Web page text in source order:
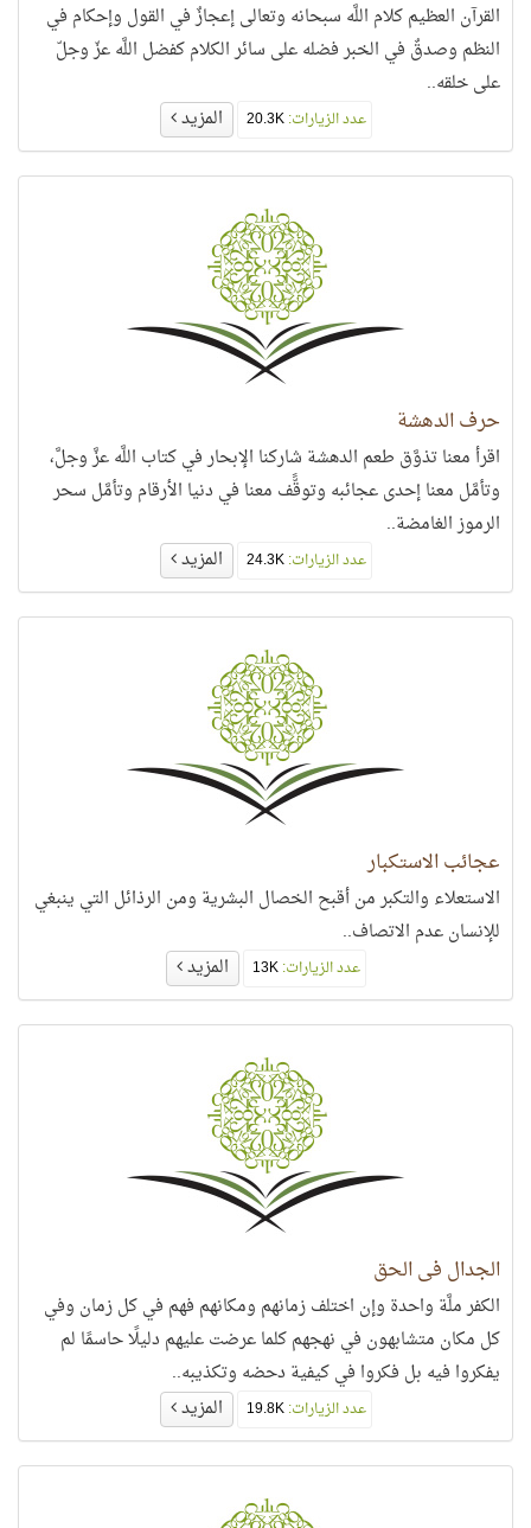
القرآن العظيم كلام اللَّه سبحانه وتعالى إعجازٌ في القول وإحكام في
النظم وصدقٌ في الخبر فضله على سائر الكلام كفضل اللَّه عزّ وجلّ
على خلقه..
عدد الزيارات:20.3K المزيد
حرف الدهشة
اقرأ معنا تذوَّق طعم الدهشة شاركنا الإبحار في كتاب اللَّه عزَّ وجلَّ،
وتأمَّل معنا إحدى عجائبه وتوقًّف معنا في دنيا الأرقام وتأمَّل سحر
الرموز الغامضة..
عدد الزيارات:24.3K المزيد
عجائب الاستكبار
الاستعلاء والتكبر من أقبح الخصال البشرية ومن الرذائل التي ينبغي
للإنسان عدم الاتصاف..
عدد الزيارات:13K المزيد
الجدال في الحق
الكفر ملَّة واحدة وإن اختلف زمانهم ومكانهم فهم في كل زمان وفي
كل مكان متشابهون في نهجهم كلما عرضت عليهم دليلًا حاسمًا لم
يفكروا فيه بل فكروا في كيفية دحضه وتكذيبه..
عدد الزيارات:19.8K المزيد